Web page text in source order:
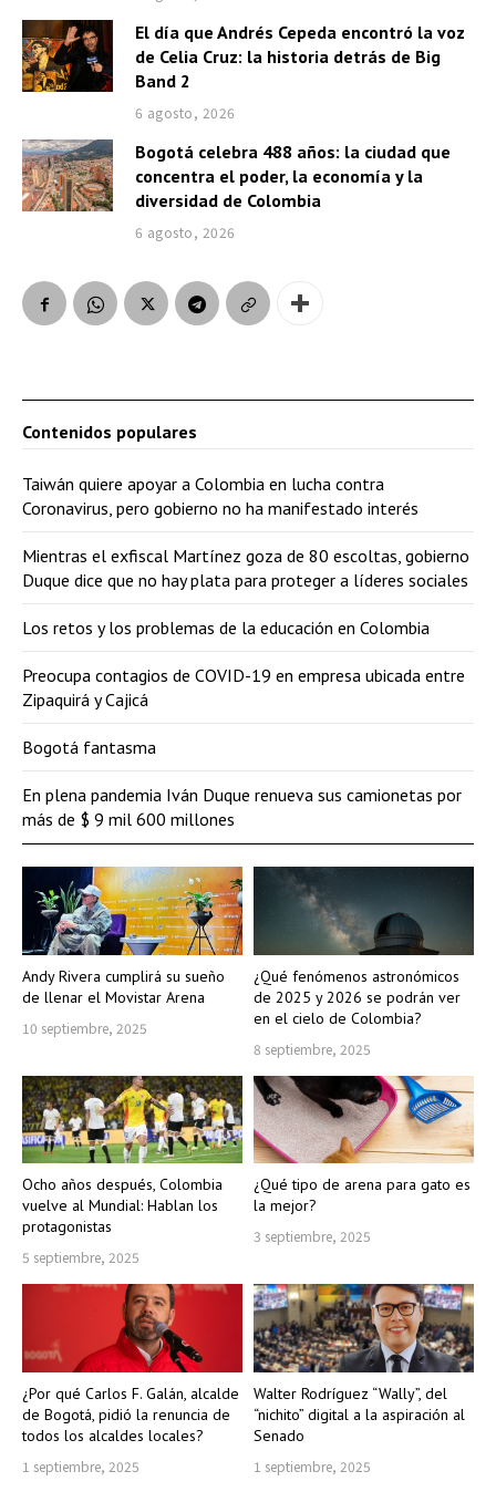
El día que Andrés Cepeda encontró la voz
de Celia Cruz: la historia detrás de Big
Band 2
6 agosto, 2026
Bogotá celebra 488 años: la ciudad que
concentra el poder, la economía y la
diversidad de Colombia
6 agosto, 2026
Andy Rivera cumplirá su sueño
de llenar el Movistar Arena
10 septiembre, 2025
¿Qué fenómenos astronómicos
de 2025 y 2026 se podrán ver
en el cielo de Colombia?
8 septiembre, 2025
Ocho años después, Colombia
vuelve al Mundial: Hablan los
protagonistas
5 septiembre, 2025
¿Qué tipo de arena para gato es
la mejor?
3 septiembre, 2025
¿Por qué Carlos F. Galán, alcalde
de Bogotá, pidió la renuncia de
todos los alcaldes locales?
1 septiembre, 2025
Walter Rodríguez “Wally”, del
“nichito” digital a la aspiración al
Senado
1 septiembre, 2025
Contenidos populares
Taiwán quiere apoyar a Colombia en lucha contra
Coronavirus, pero gobierno no ha manifestado interés
Mientras el exfiscal Martínez goza de 80 escoltas, gobierno
Duque dice que no hay plata para proteger a líderes sociales
Los retos y los problemas de la educación en Colombia
Preocupa contagios de COVID-19 en empresa ubicada entre
Zipaquirá y Cajicá
Bogotá fantasma
En plena pandemia Iván Duque renueva sus camionetas por
más de $ 9 mil 600 millones